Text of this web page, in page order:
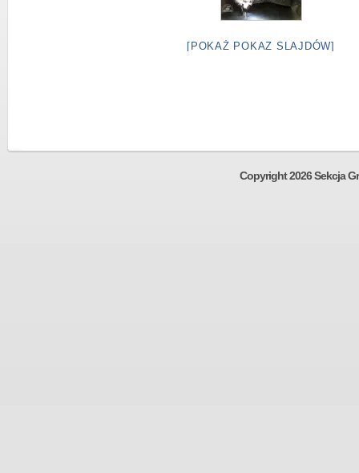
[POKAŻ POKAZ SLAJDÓW]
Copyright 2026 Sekcja